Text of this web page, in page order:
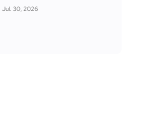
Jul. 30, 2026